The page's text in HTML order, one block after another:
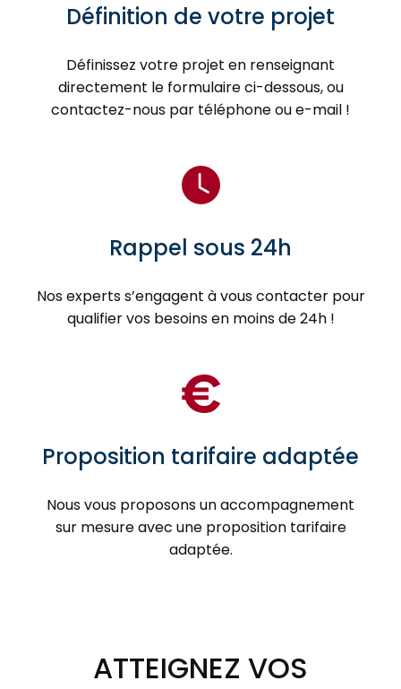
Définition de votre projet
Définissez votre projet en renseignant
directement le formulaire ci-dessous, ou
contactez-nous par téléphone ou e-mail !
Rappel sous 24h
Nos experts s’engagent à vous contacter pour
qualifier vos besoins en moins de 24h !
Proposition tarifaire adaptée
Nous vous proposons un accompagnement
sur mesure avec une proposition tarifaire
adaptée.
ATTEIGNEZ VOS